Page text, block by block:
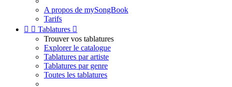
A propos de mySongBook
Tarifs
  Tablatures 
Trouver vos tablatures
Explorer le catalogue
Tablatures par artiste
Tablatures par genre
Toutes les tablatures